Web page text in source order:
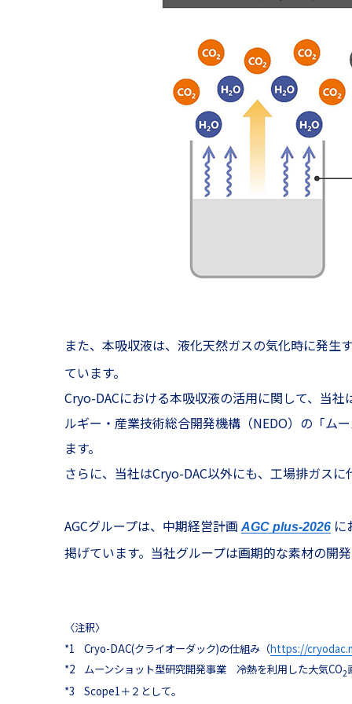
また、本吸収液は、液化天然ガスの気化時に発生
ています。
Cryo-DACにおける本吸収液の活用に関して、当
ルギー・産業技術総合開発機構（NEDO）の「ム
ます。
さらに、当社はCryo-DAC以外にも、工場排ガスに
AGCグループは、中期経営計画AGC plus-2026に
掲げています。当社グループは画期的な素材の開
〈注釈〉
*1
Cryo-DAC(クライオーダック)の仕組み（https://
*2
ムーンショット型研究開発事業 冷熱を利用した大気CO2
*3
Scope1＋２として。